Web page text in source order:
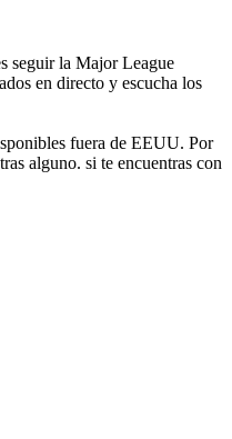
seguir la Major League
en directo y escucha los
fuera de EEUU. Por
alguno. si te encuentras con